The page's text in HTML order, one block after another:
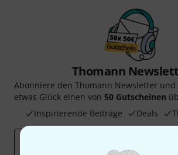
Thomann
Abonniere den Thomann Newsletter
etwas Glück einen von 50 Gutscheinen
Inspirierende Beiträge
Deals